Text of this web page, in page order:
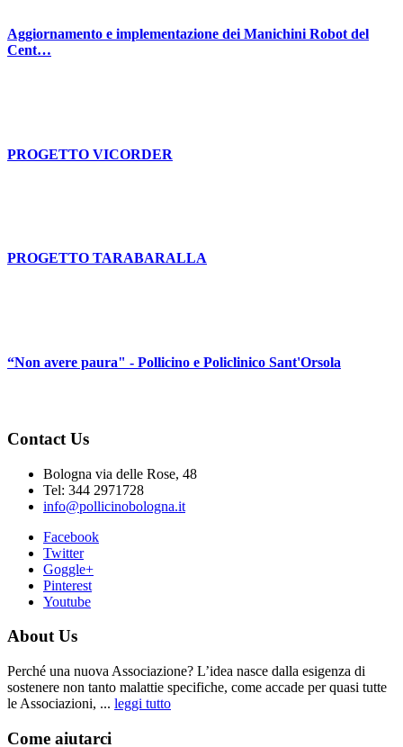
Aggiornamento e implementazione dei Manichini Robot del
Cent…
PROGETTO VICORDER
PROGETTO TARABARALLA
“Non avere paura" - Pollicino e Policlinico Sant'Orsola
Contact Us
Bologna via delle Rose, 48
Tel: 344 2971728
info@pollicinobologna.it
Facebook
Twitter
Goggle+
Pinterest
Youtube
About Us
Perché una nuova Associazione? L’idea nasce dalla esigenza di
sostenere non tanto malattie specifiche, come accade per quasi tutte
le Associazioni, ... leggi tutto
Come aiutarci